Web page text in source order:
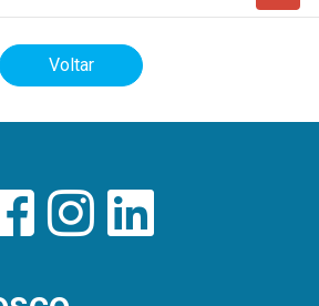
Voltar